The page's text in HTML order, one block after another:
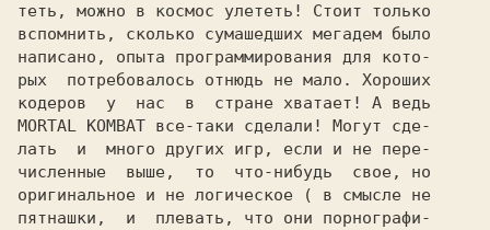
теть, можно в космос улететь! Стоит только
вспомнить, сколько сумашедших мегадем было
написано, опыта программирования для кото-
рых  потребовалось отнюдь не мало. Хороших
кодеров  у  нас  в  стране хватает! А ведь
MORTAL KOMBAT все-таки сделали! Могут сде-
лать  и  много других игр, если и не пере-
численные  выше,  то  что-нибудь  свое, но
оригинальное и не логическое ( в смысле не
пятнашки,  и  плевать, что они порнографи-